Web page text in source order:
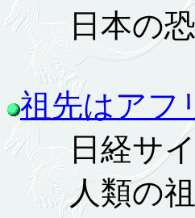
日本
祖先はアフ
日経サイ
人類の祖